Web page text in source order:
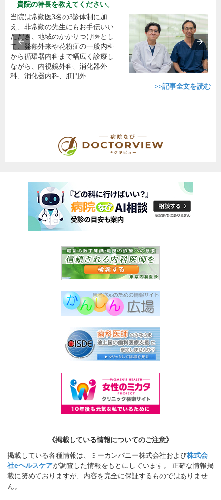
貴院の特長を教えてください。
当院は常勤医3名の3診体制に加
え、非常勤の先生にもお手伝いい
ただき、地域のかかりつけ医とし
て、発熱外来や花粉症の一般内科
から循環器内科まで幅広く診療し
ながら、内視鏡外科、消化器外
科、消化器内科、肛門外…
>>記事全文を読む
《掲載している情報についてのご注意》
掲載している各種情報は、ミーカンパニー株式会社および株式会
社eヘルスケアが調査した情報をもとにしています。 正確な情報掲
載に努めておりますが、内容を完全に保証するものではありませ
ん。